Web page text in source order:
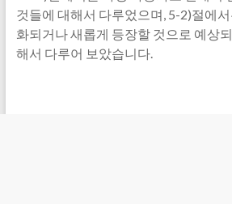
것들에 대해서 다루었으며, 5-2)절에
화되거나 새롭게 등장할 것으로 예상
해서 다루어 보았습니다.